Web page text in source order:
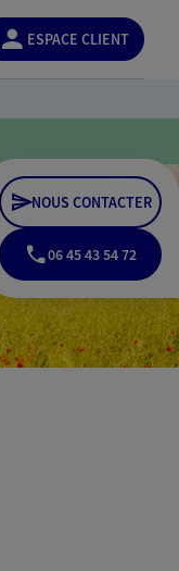
ESPACE CLIENT
NOUS CONTACTER
06 45 43 54 72